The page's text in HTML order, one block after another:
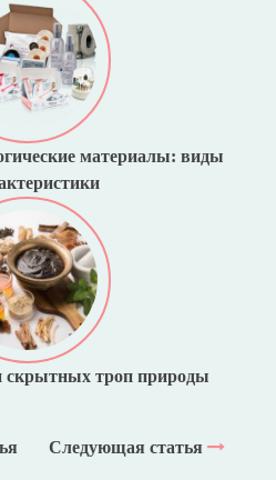
материалы: виды
троп природы
Следующая статья